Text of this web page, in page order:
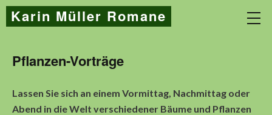
Karin Müller Romane
Pflanzen-Vorträge
Lassen Sie sich an einem Vormittag, Nachmittag oder
Abend in die Welt verschiedener Bäume und Pflanzen